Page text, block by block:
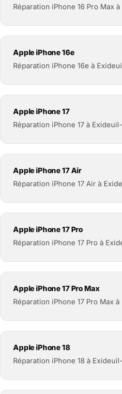
Réparation iPhone 16 Pro Max
Apple iPhone 16e
Réparation iPhone 16e à
Apple iPhone 17
Réparation iPhone 17 à
Apple iPhone 17 Air
Réparation iPhone 17 Air à
Apple iPhone 17 Pro
Réparation iPhone 17 Pro à
Apple iPhone 17 Pro Max
Réparation iPhone 17 Pro Max
Apple iPhone 18
Réparation iPhone 18 à